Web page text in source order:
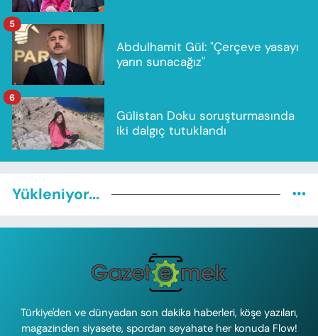
Abdulhamit Gül: "Çerçeve yasayı
yarın sunacağız"
5
Gülistan Doku soruşturmasında
iki dalgıç tutuklandı
6
Yükleniyor...
Türkiye'den ve dünyadan son dakika haberleri, köşe yazıları,
magazinden siyasete, spordan seyahate her konuda Flow!